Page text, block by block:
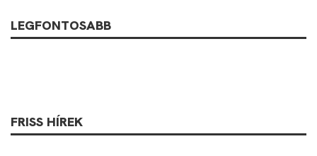
LEGFONTOSABB
FRISS HÍREK